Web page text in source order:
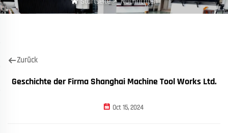
Zurück
Geschichte der Firma Shanghai Machine Tool Works Ltd.
Oct 15, 2024